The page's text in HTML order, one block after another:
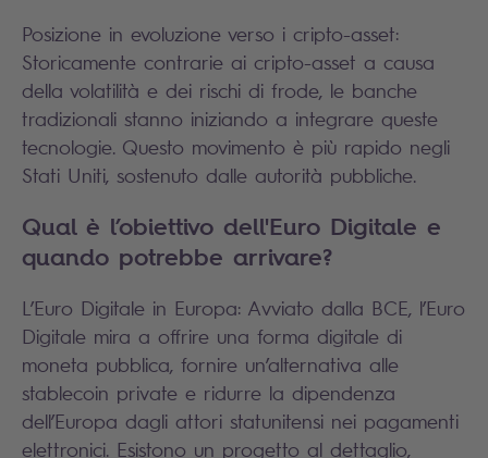
Posizione in evoluzione verso i cripto-asset:
Storicamente contrarie ai cripto-asset a causa
della volatilità e dei rischi di frode, le banche
tradizionali stanno iniziando a integrare queste
tecnologie. Questo movimento è più rapido negli
Stati Uniti, sostenuto dalle autorità pubbliche.
Qual è l’obiettivo dell'Euro Digitale e
quando potrebbe arrivare?
L’Euro Digitale in Europa: Avviato dalla BCE, l’Euro
Digitale mira a offrire una forma digitale di
moneta pubblica, fornire un’alternativa alle
stablecoin private e ridurre la dipendenza
dell’Europa dagli attori statunitensi nei pagamenti
elettronici. Esistono un progetto al dettaglio,